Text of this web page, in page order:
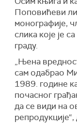
Поповићеви
монографије,
слика које је
граду.
„Њена
сам одабрао
1989. године
почасног
да се види на